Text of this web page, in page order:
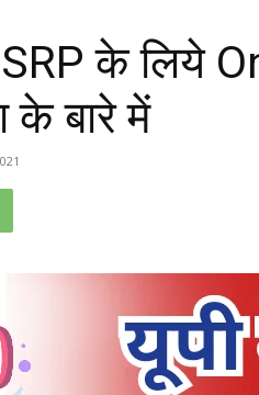
के लिये
के बारे में